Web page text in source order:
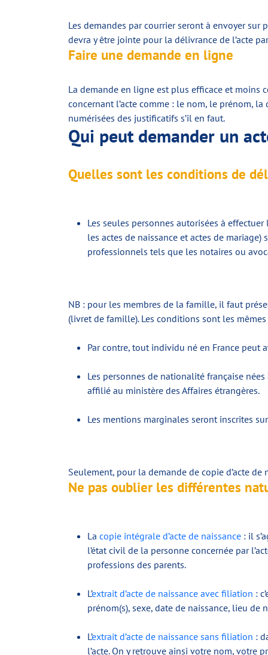
Les demandes par courrier seront à envoyer
devra y être jointe pour la délivrance de l’acte
Faire une demande en ligne
La demande en ligne est plus efficace et moins
concernant l’acte comme : le nom, le prénom,
numérisées des justificatifs s’il en faut.
Qui peut demander un
Quelles sont les conditions de
Les seules personnes autorisées à
les actes de naissance et actes de
professionnels tels que les notaires ou
NB : pour les membres de la famille, il faut
(livret de famille). Les conditions sont les mêmes
Par contre, tout individu né en France peut
Les personnes de nationalité française
affilié au ministère des Affaires étrangères.
Les mentions marginales seront inscrites
Seulement, pour la demande de copie d’acte
Ne pas oublier les différentes
La copie intégrale d’acte de naissance : il
l’état civil de la personne concernée par
professions des parents.
L’extrait d’acte de naissance avec filiation :
prénom(s), sexe, date de naissance, lieu de
L’extrait d’acte de naissance sans filiation :
l’acte. On y retrouve ainsi votre nom, votre